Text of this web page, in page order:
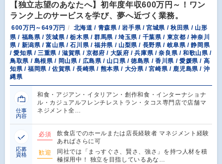
【独立志望のあなたへ】初年度年収600万円～！ワン
ランク上のサービスを学び、夢へ近づく業務。
600万円～649万円
北海道 / 青森県 / 岩手県 / 宮城県 / 秋田県 / 山形
県 / 福島県 / 茨城県 / 栃木県 / 群馬県 / 埼玉県 / 千葉県 / 東京都 / 神奈川
県 / 新潟県 / 富山県 / 石川県 / 福井県 / 山梨県 / 長野県 / 岐阜県 / 静岡県
/ 愛知県 / 三重県 / 滋賀県 / 京都府 / 大阪府 / 兵庫県 / 奈良県 / 和歌山県 /
鳥取県 / 島根県 / 岡山県 / 広島県 / 山口県 / 徳島県 / 香川県 / 愛媛県 / 高
知県 / 福岡県 / 佐賀県 / 長崎県 / 熊本県 / 大分県 / 宮崎県 / 鹿児島県 / 沖
縄県
仕事
内容
和食・アジアン・イタリアン・創作和食・インターナショナ
ル・カジュアルフレンチレストラン・タコス専門店で店舗マ
ネジメント全…
応募
資格
必須
飲食店でのホールまたは店長経験者 マネジメント経験
あればさらに可
歓迎
同社では「まっすぐさ、賢さ、強さ」を持つ人材を積
極採用中！ 独立を目指しているあな…